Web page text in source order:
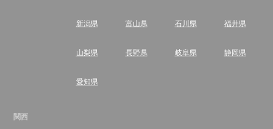
新潟県 富山県 石川県 福井県
山梨県 長野県 岐阜県 静岡県
愛知県
関西